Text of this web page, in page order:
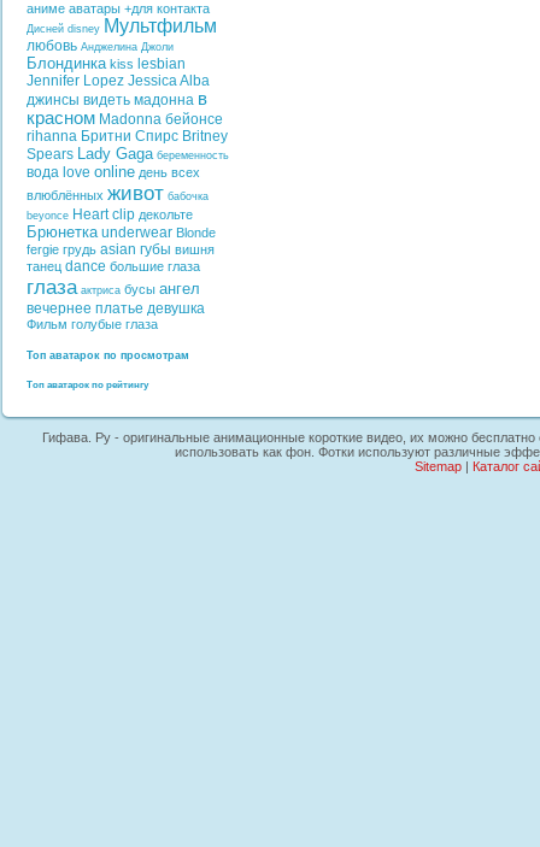
аниме аватары +для контакта
Дисней disney Мультфильм
любовь Анджелина Джоли
Блондинка kiss lesbian
Jennifer Lopez Jessica Alba
джинсы видеть мадонна в
красном Madonna бейонсе
rihanna Бритни Спирс Britney
Spears Lady Gaga беременность
вода love online день всех
влюблённых живот бабочка
beyonce Heart clip декольте
Брюнетка underwear Blonde
fergie грудь asian губы вишня
танец dance большие глаза
глаза актриса бусы ангел
вечернее платье девушка
Фильм голубые глаза
Топ аватарок по просмотрам
Топ аватарок по рейтингу
Гифава. Ру - оригинальные анимационные короткие видео, их можно
использовать как фон. Фотки используют различные
Sitemap| Каталог